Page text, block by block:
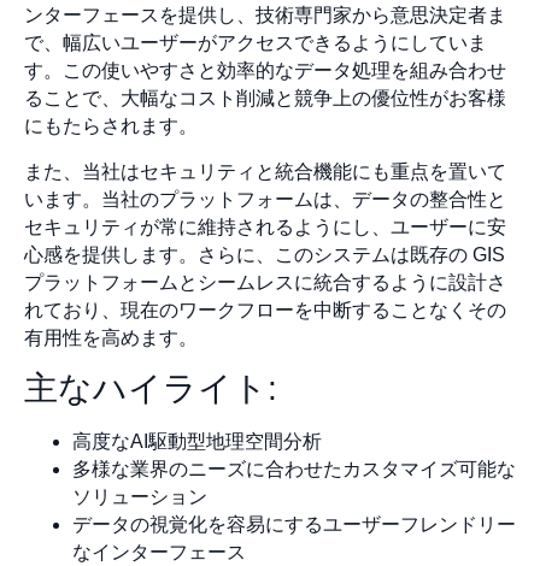
ンターフェースを提供し、技術専門家から意思決定者ま
で、幅広いユーザーがアクセスできるようにしていま
す。この使いやすさと効率的なデータ処理を組み合わせ
ることで、大幅なコスト削減と競争上の優位性がお客様
にもたらされます。
また、当社はセキュリティと統合機能にも重点を置いて
います。当社のプラットフォームは、データの整合性と
セキュリティが常に維持されるようにし、ユーザーに安
心感を提供します。さらに、このシステムは既存の GIS
プラットフォームとシームレスに統合するように設計さ
れており、現在のワークフローを中断することなくその
有用性を高めます。
主なハイライト:
高度なAI駆動型地理空間分析
多様な業界のニーズに合わせたカスタマイズ可能な
ソリューション
データの視覚化を容易にするユーザーフレンドリー
なインターフェース